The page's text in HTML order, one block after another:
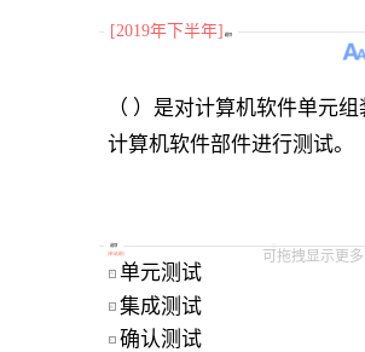
[2019年下半年] 题目
（ ）是对计算机软件单元
计算机软件部件进行测试。
可拖拽显示更多
选项
单选题
A 单元测试
B 集成测试
C 确认测试